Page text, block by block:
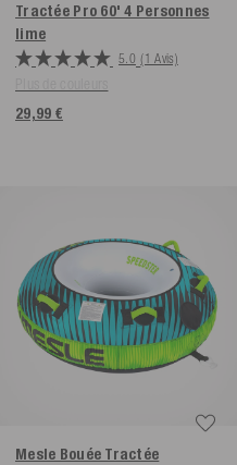
Tractée Pro 60' 4 Personnes
lime
5.0 (1 Avis)
29,99 €
Mesle Bouée Tractée